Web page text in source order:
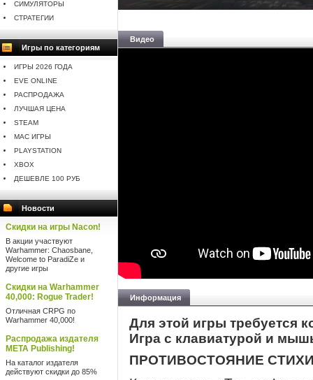
СИМУЛЯТОРЫ
СТРАТЕГИИ
Игры по категориям
ИГРЫ 2026 ГОДА
EVE ONLINE
РАСПРОДАЖА
ЛУЧШАЯ ЦЕНА
STEAM
MAC ИГРЫ
PLAYSTATION
XBOX
ДЕШЕВЛЕ 100 РУБ
Новости
Скидки на игры Nacon!
В акции участвуют
Warhammer: Chaosbane,
Welcome to ParadiZe и
другие игры
Скидки на Warhammer
40,000: Rogue Trader!
Отличная CRPG по
Warhammer 40,000!
Распродажа издателя
META Publishing!
На каталог издателя
действуют скидки до 85%
Видео
Информация
Для этой игры требуется
Игра с клавиатурой и
ПРОТИВОСТОЯНИЕ